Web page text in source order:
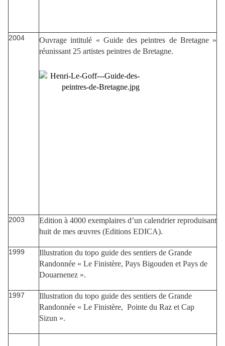
2004
Ouvrage intitulé « Guide des peintres de Bretagne »
réunissant 25 artistes peintres de Bretagne.
2003
Edition à 4000 exemplaires d’un calendrier reproduisant
huit de mes œuvres (Editions EDICA).
1999
Illustration du topo guide des sentiers de Grande
Randonnée « Le Finistère, Pays Bigouden et Pays de
Douarnenez ».
1997
Illustration du topo guide des sentiers de Grande
Randonnée « Le Finistère, Pointe du Raz et Cap
Sizun ».